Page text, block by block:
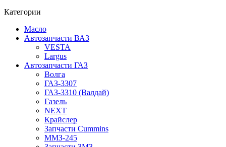
Категории
Масло
Автозапчасти ВАЗ
VESTA
Largus
Автозапчасти ГАЗ
Волга
ГАЗ-3307
ГАЗ-3310 (Валдай)
Газель
NEXT
Крайслер
Запчасти Cummins
ММЗ-245